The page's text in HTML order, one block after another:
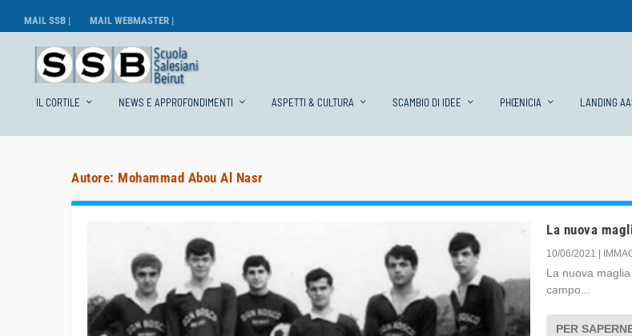
MAIL SSB | MAIL WEBMASTER |
IL CORTILE NEWS E APPROFONDIMENTI ASPETTI & CULTURA SCAMBIO DI IDEE PHŒNICIA LANDING
Autore: Mohammad Abou Al Nasr
La nuova
10/06/2021 |
La nuova
campo...
PER